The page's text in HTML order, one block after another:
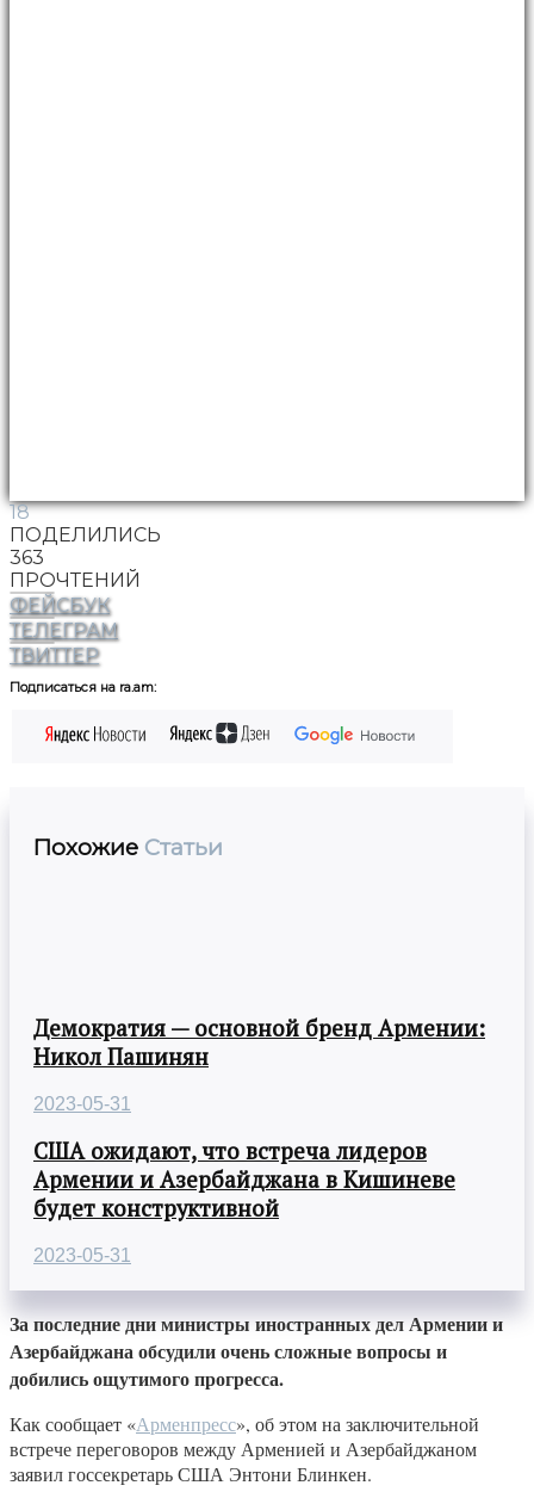
18
ПОДЕЛИЛИСЬ
363
ПРОЧТЕНИЙ
ФЕЙСБУК
ТЕЛЕГРАМ
ТВИТТЕР
Подписаться на ra.am:
Похожие Статьи
Демократия — основной бренд Армении:
Никол Пашинян
2023-05-31
США ожидают, что встреча лидеров
Армении и Азербайджана в Кишиневе
будет конструктивной
2023-05-31
За последние дни министры иностранных дел Армении и
Азербайджана обсудили очень сложные вопросы и
добились ощутимого прогресса.
Как сообщает «Арменпресс», об этом на заключительной
встрече переговоров между Арменией и Азербайджаном
заявил госсекретарь США Энтони Блинкен.